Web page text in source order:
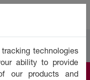
technologies
ability to provide
our products and